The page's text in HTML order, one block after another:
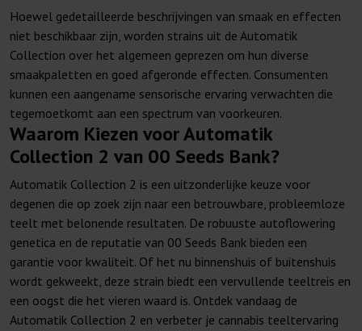
Hoewel gedetailleerde beschrijvingen van smaak en effecten
niet beschikbaar zijn, worden strains uit de Automatik
Collection over het algemeen geprezen om hun diverse
smaakpaletten en goed afgeronde effecten. Consumenten
kunnen een aangename sensorische ervaring verwachten die
tegemoetkomt aan een spectrum van voorkeuren.
Waarom Kiezen voor Automatik
Collection 2 van 00 Seeds Bank?
Automatik Collection 2 is een uitzonderlijke keuze voor
degenen die op zoek zijn naar een betrouwbare, probleemloze
teelt met belonende resultaten. De robuuste autoflowering
genetica en de reputatie van 00 Seeds Bank bieden een
garantie voor kwaliteit. Of het nu binnenshuis of buitenshuis
wordt gekweekt, deze strain biedt een vervullende teeltreis en
een oogst die het vieren waard is. Ontdek vandaag de
Automatik Collection 2 en verbeter je cannabis teeltervaring